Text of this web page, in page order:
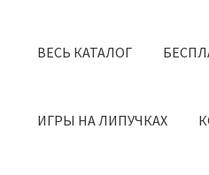
ВЕСЬ КАТАЛОГ
ИГРЫ НА ЛИПУЧКАХ